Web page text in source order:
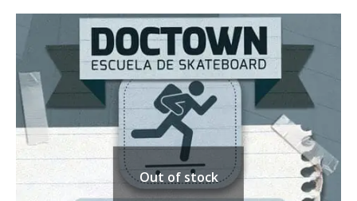
tiene
múltiples
variantes.
Las
opciones
pueden
elegir
en
Out of stock